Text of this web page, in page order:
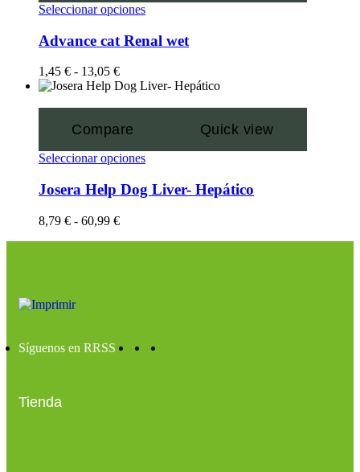
Seleccionar opciones
Advance cat Renal wet
1,45 € - 13,05 €
Compare Quick view
Seleccionar opciones
Josera Help Dog Liver- Hepático
8,79 € - 60,99 €
Síguenos en RRSS
Tienda